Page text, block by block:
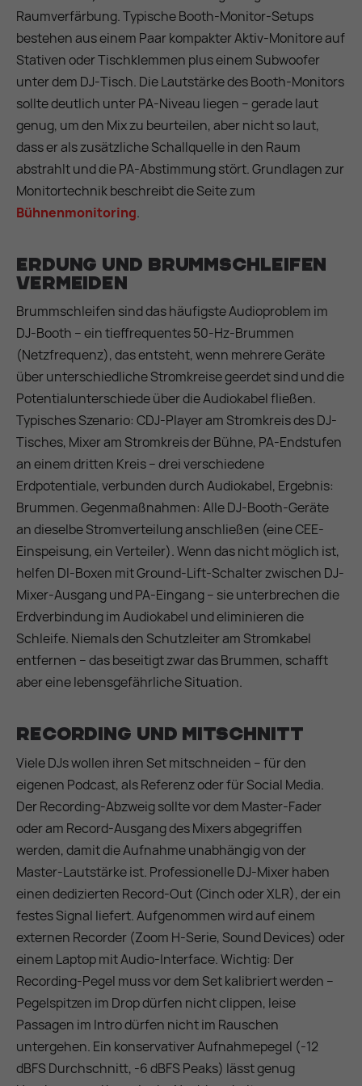
Raumverfärbung. Typische Booth-Monitor-Setups
bestehen aus einem Paar kompakter Aktiv-Monitore auf
Stativen oder Tischklemmen plus einem Subwoofer
unter dem DJ-Tisch. Die Lautstärke des Booth-Monitors
sollte deutlich unter PA-Niveau liegen – gerade laut
genug, um den Mix zu beurteilen, aber nicht so laut,
dass er als zusätzliche Schallquelle in den Raum
abstrahlt und die PA-Abstimmung stört. Grundlagen zur
Monitortechnik beschreibt die Seite zum
Bühnenmonitoring.
Erdung und Brummschleifen
vermeiden
Brummschleifen sind das häufigste Audioproblem im
DJ-Booth – ein tieffrequentes 50-Hz-Brummen
(Netzfrequenz), das entsteht, wenn mehrere Geräte
über unterschiedliche Stromkreise geerdet sind und die
Potentialunterschiede über die Audiokabel fließen.
Typisches Szenario: CDJ-Player am Stromkreis des DJ-
Tisches, Mixer am Stromkreis der Bühne, PA-Endstufen
an einem dritten Kreis – drei verschiedene
Erdpotentiale, verbunden durch Audiokabel, Ergebnis:
Brummen. Gegenmaßnahmen: Alle DJ-Booth-Geräte
an dieselbe Stromverteilung anschließen (eine CEE-
Einspeisung, ein Verteiler). Wenn das nicht möglich ist,
helfen DI-Boxen mit Ground-Lift-Schalter zwischen DJ-
Mixer-Ausgang und PA-Eingang – sie unterbrechen die
Erdverbindung im Audiokabel und eliminieren die
Schleife. Niemals den Schutzleiter am Stromkabel
entfernen – das beseitigt zwar das Brummen, schafft
aber eine lebensgefährliche Situation.
Recording und Mitschnitt
Viele DJs wollen ihren Set mitschneiden – für den
eigenen Podcast, als Referenz oder für Social Media.
Der Recording-Abzweig sollte vor dem Master-Fader
oder am Record-Ausgang des Mixers abgegriffen
werden, damit die Aufnahme unabhängig von der
Master-Lautstärke ist. Professionelle DJ-Mixer haben
einen dedizierten Record-Out (Cinch oder XLR), der ein
festes Signal liefert. Aufgenommen wird auf einem
externen Recorder (Zoom H-Serie, Sound Devices) oder
einem Laptop mit Audio-Interface. Wichtig: Der
Recording-Pegel muss vor dem Set kalibriert werden –
Pegelspitzen im Drop dürfen nicht clippen, leise
Passagen im Intro dürfen nicht im Rauschen
untergehen. Ein konservativer Aufnahmepegel (-12
dBFS Durchschnitt, -6 dBFS Peaks) lässt genug